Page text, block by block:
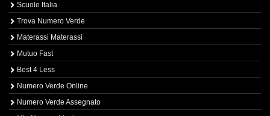
Scuole Italia
Trova Numero Verde
Materassi Materassi
Mutuo Fast
Best 4 Less
Numero Verde Online
Numero Verde Assegnato